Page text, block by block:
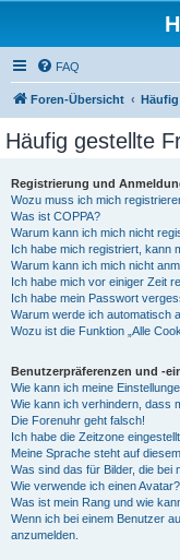
FAQ
Foren-Übersicht
Häufig gestellte
Registrierung und
Wozu muss ich mich
Was ist COPPA?
Warum kann ich mich nicht
Ich habe mich registriert, kann
Warum kann ich mich nicht
Ich habe mich vor einiger Zeit
Ich habe mein Passwort
Warum werde ich automatisch
Wozu ist die Funktion „Alle
Benutzerpräferenzen und -
Wie kann ich meine
Wie kann ich verhindern, dass
Die Forenuhr geht falsch!
Ich habe die Zeitzone
Meine Sprache steht auf
Was sind das für Bilder, die bei
Wie verwende ich einen Avatar?
Was ist mein Rang und wie
Wenn ich bei einem Benutzer
anzumelden.